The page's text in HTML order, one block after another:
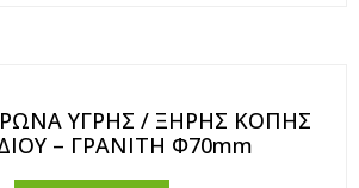
ΥΓΡΗΣ / ΞΗΡΗΣ ΚΟΠΗΣ
– ΓΡΑΝΙΤΗ Φ70mm